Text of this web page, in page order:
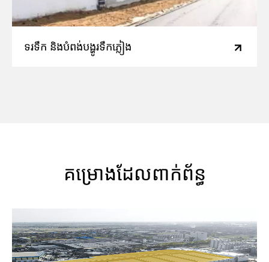
ទរទឹក និងបំពង់បង្ហូរទឹកភ្លៀង
គម្រោងដែលពាក់ព័ន្ធ